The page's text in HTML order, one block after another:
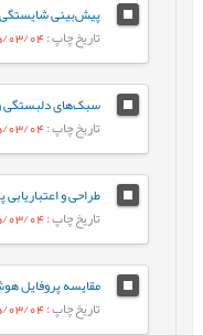
تاریخ چاپ: 1405/03/04
تاریخ چاپ: 1405/03/04
طراحی و
تاریخ چاپ: 1405/03/04
تاریخ چاپ: 1405/03/04